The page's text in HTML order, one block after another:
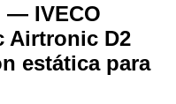
— IVECO
Airtronic D2
estática para